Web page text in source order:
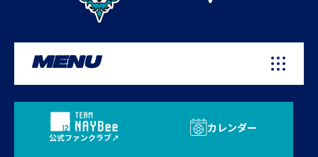
MENU
公式ファンクラブ
カレンダー